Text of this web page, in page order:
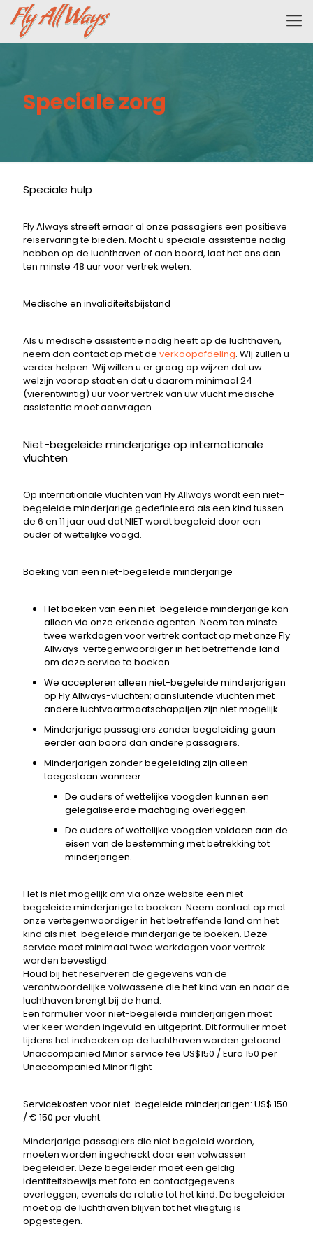
Speciale zorg
Speciale hulp
Fly Always streeft ernaar al onze passagiers een positieve
reiservaring te bieden. Mocht u speciale assistentie nodig
hebben op de luchthaven of aan boord, laat het ons dan
ten minste 48 uur voor vertrek weten.
Medische en invaliditeitsbijstand
Als u medische assistentie nodig heeft op de luchthaven,
neem dan contact op met de verkoopafdeling. Wij zullen u
verder helpen. Wij willen u er graag op wijzen dat uw
welzijn voorop staat en dat u daarom minimaal 24
(vierentwintig) uur voor vertrek van uw vlucht medische
assistentie moet aanvragen.
Niet-begeleide minderjarige op internationale
vluchten
Op internationale vluchten van Fly Allways wordt een niet-
begeleide minderjarige gedefinieerd als een kind tussen
de 6 en 11 jaar oud dat NIET wordt begeleid door een
ouder of wettelijke voogd.
Boeking van een niet-begeleide minderjarige
Het boeken van een niet-begeleide minderjarige kan
alleen via onze erkende agenten. Neem ten minste
twee werkdagen voor vertrek contact op met onze Fly
Allways-vertegenwoordiger in het betreffende land
om deze service te boeken.
We accepteren alleen niet-begeleide minderjarigen
op Fly Allways-vluchten; aansluitende vluchten met
andere luchtvaartmaatschappijen zijn niet mogelijk.
Minderjarige passagiers zonder begeleiding gaan
eerder aan boord dan andere passagiers.
Minderjarigen zonder begeleiding zijn alleen
toegestaan ​​wanneer:
De ouders of wettelijke voogden kunnen een
gelegaliseerde machtiging overleggen.
De ouders of wettelijke voogden voldoen aan de
eisen van de bestemming met betrekking tot
minderjarigen.
Het is niet mogelijk om via onze website een niet-
begeleide minderjarige te boeken. Neem contact op met
onze vertegenwoordiger in het betreffende land om het
kind als niet-begeleide minderjarige te boeken. Deze
service moet minimaal twee werkdagen voor vertrek
worden bevestigd.
Houd bij het reserveren de gegevens van de
verantwoordelijke volwassene die het kind van en naar de
luchthaven brengt bij de hand.
Een formulier voor niet-begeleide minderjarigen moet
vier keer worden ingevuld en uitgeprint. Dit formulier moet
tijdens het inchecken op de luchthaven worden getoond.
Unaccompanied Minor service fee US$150 / Euro 150 per
Unaccompanied Minor flight
Servicekosten voor niet-begeleide minderjarigen: US$ 150
/ € 150 per vlucht.
Minderjarige passagiers die niet begeleid worden,
moeten worden ingecheckt door een volwassen
begeleider. Deze begeleider moet een geldig
identiteitsbewijs met foto en contactgegevens
overleggen, evenals de relatie tot het kind. De begeleider
moet op de luchthaven blijven tot het vliegtuig is
opgestegen.